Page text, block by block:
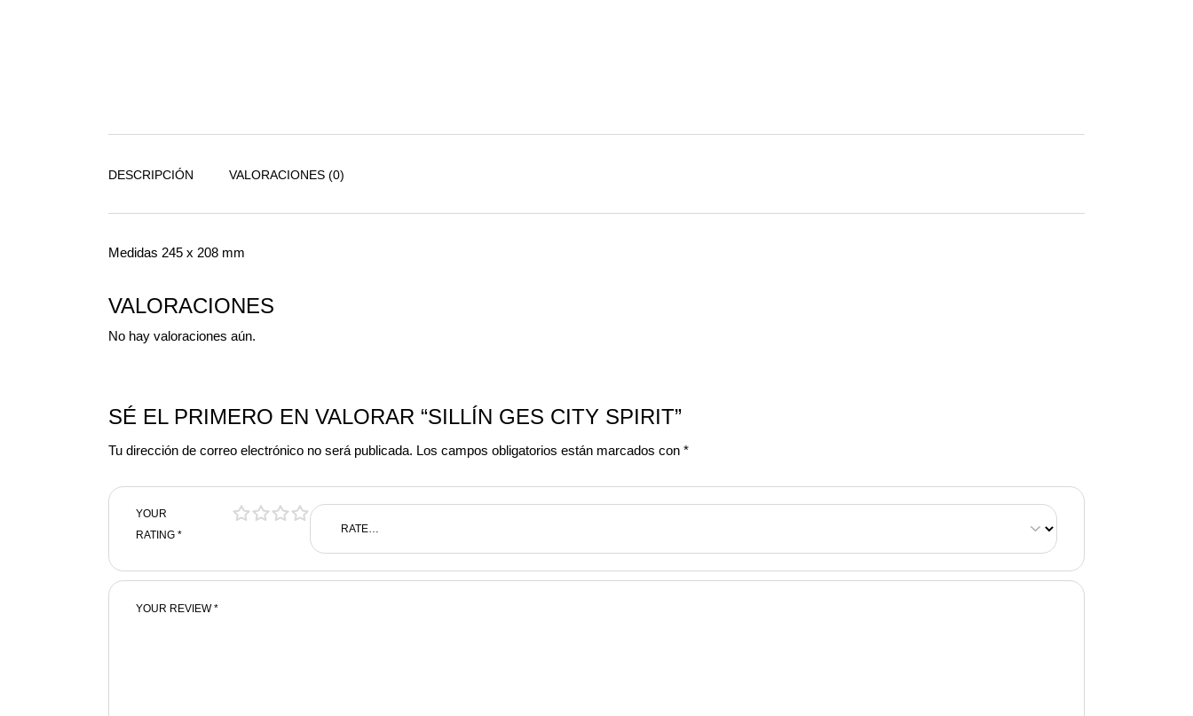
DESCRIPCIÓN VALORACIONES (0)
Medidas 245 x 208 mm
VALORACIONES
No hay valoraciones aún.
SÉ EL PRIMERO EN VALORAR “SILLÍN GES CITY SPIRIT”
Tu dirección de correo electrónico no será publicada. Los campos obligatorios están marcados con *
YOUR
RATING *